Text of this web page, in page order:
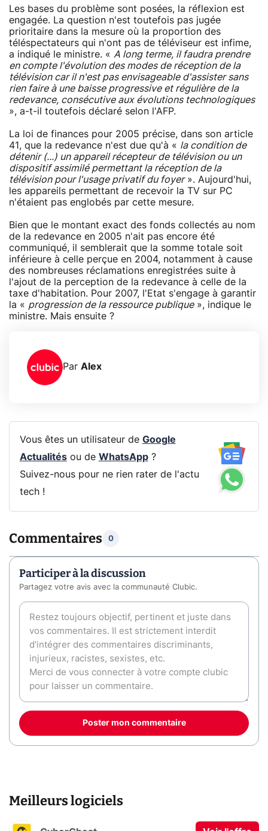
Les bases du problème sont posées, la réflexion est
engagée. La question n'est toutefois pas jugée
prioritaire dans la mesure où la proportion des
téléspectateurs qui n'ont pas de téléviseur est infime,
a indiqué le ministre. « A long terme, il faudra prendre
en compte l'évolution des modes de réception de la
télévision car il n'est pas envisageable d'assister sans
rien faire à une baisse progressive et régulière de la
redevance, consécutive aux évolutions technologiques
», a-t-il toutefois déclaré selon l'AFP.
La loi de finances pour 2005 précise, dans son article
41, que la redevance n'est due qu'à « la condition de
détenir (...) un appareil récepteur de télévision ou un
dispositif assimilé permettant la réception de la
télévision pour l'usage privatif du foyer». Aujourd'hui,
les appareils permettant de recevoir la TV sur PC
n'étaient pas englobés par cette mesure.
Bien que le montant exact des fonds collectés au nom
de la redevance en 2005 n'ait pas encore été
communiqué, il semblerait que la somme totale soit
inférieure à celle perçue en 2004, notamment à cause
des nombreuses réclamations enregistrées suite à
l'ajout de la perception de la redevance à celle de la
taxe d'habitation. Pour 2007, l'Etat s'engage à garantir
la « progression de la ressource publique», indique le
ministre. Mais ensuite ?
Par Alex
Vous êtes un utilisateur de Google
Actualitésou de WhatsApp?
Suivez-nous pour ne rien rater de l'actu
tech !
Commentaires 0
Participer à la discussion
Partagez votre avis avec la communauté Clubic.
Poster mon commentaire
Meilleurs logiciels